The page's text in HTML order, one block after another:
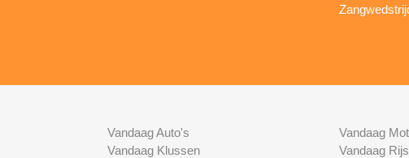
Vandaag Auto's
Vandaag Klussen
Vandaag
Vandaag